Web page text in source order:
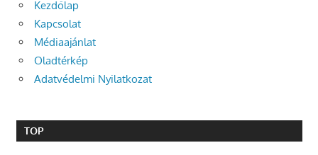
Kezdőlap
Kapcsolat
Médiaajánlat
Oladtérkép
Adatvédelmi Nyilatkozat
TOP